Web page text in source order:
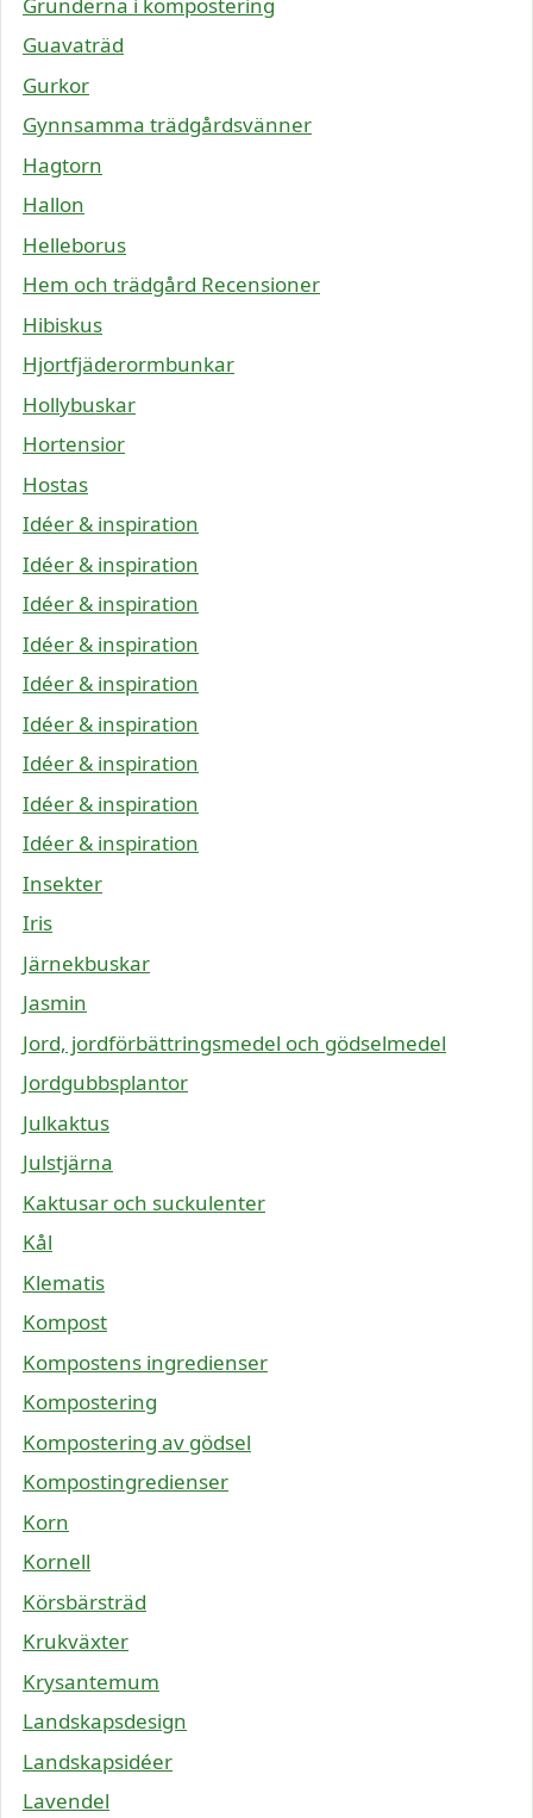
Guavaträd
Gurkor
Gynnsamma trädgårdsvänner
Hagtorn
Hallon
Helleborus
Hem och trädgård Recensioner
Hibiskus
Hjortfjäderormbunkar
Hollybuskar
Hortensior
Hostas
Idéer & inspiration
Idéer & inspiration
Idéer & inspiration
Idéer & inspiration
Idéer & inspiration
Idéer & inspiration
Idéer & inspiration
Idéer & inspiration
Idéer & inspiration
Insekter
Iris
Järnekbuskar
Jasmin
Jord, jordförbättringsmedel och gödselmedel
Jordgubbsplantor
Julkaktus
Julstjärna
Kaktusar och suckulenter
Kål
Klematis
Kompost
Kompostens ingredienser
Kompostering
Kompostering av gödsel
Kompostingredienser
Korn
Kornell
Körsbärsträd
Krukväxter
Krysantemum
Landskapsdesign
Landskapsidéer
Lavendel